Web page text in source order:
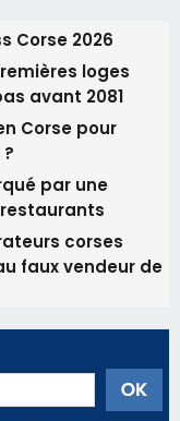
faux vendeur de
et recevez par
une sélection de